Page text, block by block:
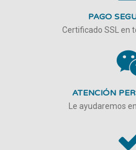
PAGO
Certificado SSL en
ATENCIÓN
Le ayudaremos